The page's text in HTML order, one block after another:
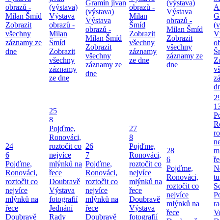
obrazů -
Milan Šmíd
Zobrazit
všechny
záznamy ze
dne
(výstava)
Výstava
obrazů -
Milan
Šmíd
Zobrazit
všechny
záznamy
ze dne
Gramin jivan
(výstava)
Výstava
obrazů -
Milan Šmíd
Zobrazit
všechny
záznamy ze
dne
obrazů -
Milan
Šmíd
Zobrazit
všechny
záznamy
ze dne
(výstava)
Výstava
obrazů -
Milan Šmíd
Zobrazit
všechny
záznamy ze
dne
24
6
Pojďme,
Ronováci,
roztočit co
nejvíce
mlýnků na
řece
Doubravě
25
8
Pojďme,
Ronováci,
roztočit co
nejvíce
mlýnků na
řece
Doubravě
Výstava
fotografií
Jednání
Rady
26
7
Pojďme,
Ronováci,
roztočit co
nejvíce
mlýnků na
řece
Doubravě
27
8
Pojďme,
Ronováci,
roztočit co
nejvíce
mlýnků na
řece
Doubravě
Výstava
fotografií
28
6
Pojďme,
Ronováci,
roztočit co
nejvíce
mlýnků na
řece